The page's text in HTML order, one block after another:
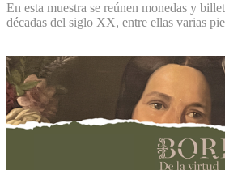
En esta muestra se reúnen monedas y
décadas del siglo XX, entre ellas varias